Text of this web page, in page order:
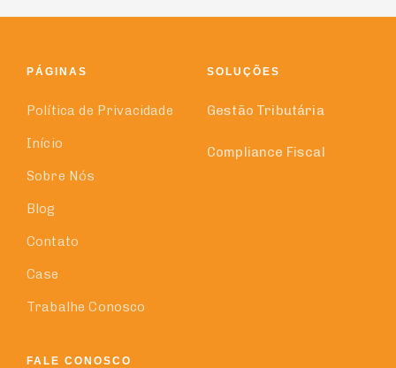
PÁGINAS
Política de Privacidade
Início
Sobre Nós
Blog
Contato
Case
Trabalhe Conosco
SOLUÇÕES
Gestão Tributária
Compliance Fiscal
FALE CONOSCO